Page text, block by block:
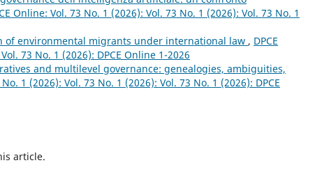
Online: Vol. 73 No. 1 (2026): Vol. 73 No. 1 (2026): Vol. 73 No. 1
of environmental migrants under international law , DPCE
73 No. 1 (2026): DPCE Online 1-2026
and multilevel governance: genealogies, ambiguities,
1 (2026): Vol. 73 No. 1 (2026): Vol. 73 No. 1 (2026): DPCE
article.